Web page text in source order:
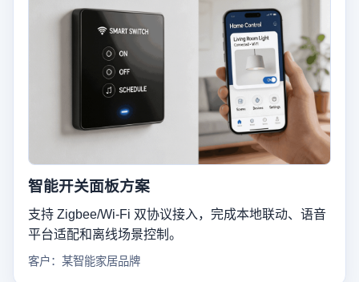
智能开关面板方案
支持 Zigbee/Wi-Fi 双协议接入，完成本地联动、语音
平台适配和离线场景控制。
客户：某智能家居品牌